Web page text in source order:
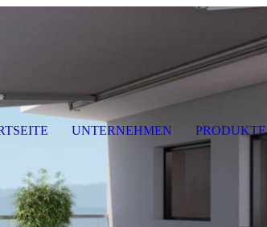
UNTERNEHMEN PRODUKTE